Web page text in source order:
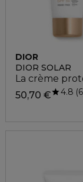
DIOR
DIOR SOLAR
La crème
50,70 €
4.8 6